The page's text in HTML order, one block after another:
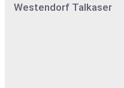
Westendorf Talkaser